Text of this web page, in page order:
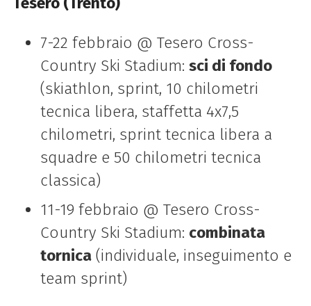
7-22 febbraio @ Tesero Cross-
Country Ski Stadium: sci di fondo
(skiathlon, sprint, 10 chilometri
tecnica libera, staffetta 4x7,5
chilometri, sprint tecnica libera a
squadre e 50 chilometri tecnica
classica)
11-19 febbraio @ Tesero Cross-
Country Ski Stadium: combinata
tornica(individuale, inseguimento e
team sprint)